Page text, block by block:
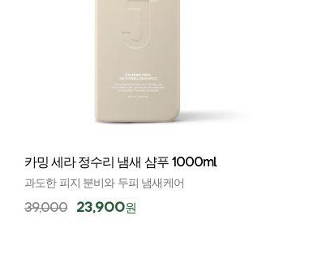
카밍 세라 정수리 냄새 샴푸 1000ml
과도한 피지 분비와 두피 냄새케어
39,000 23,900원